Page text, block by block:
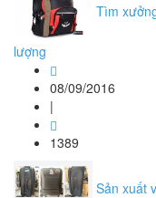
Tìm
lượng
08/09/2016
|
1389
Sản xuất